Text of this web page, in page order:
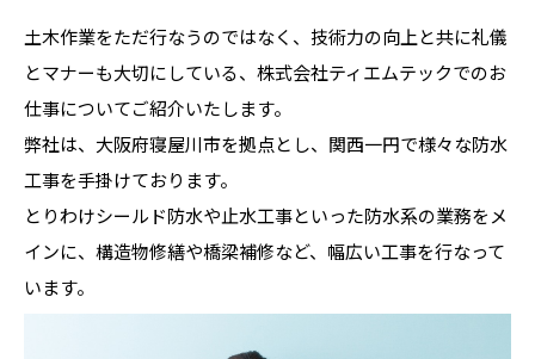
土木作業をただ行なうのではなく、技術力の向上と共に礼儀
とマナーも大切にしている、株式会社ティエムテックでのお
仕事についてご紹介いたします。
弊社は、大阪府寝屋川市を拠点とし、関西一円で様々な防水
工事を手掛けております。
とりわけシールド防水や止水工事といった防水系の業務をメ
インに、構造物修繕や橋梁補修など、幅広い工事を行なって
います。